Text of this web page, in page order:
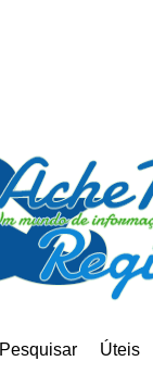
Pesquisar Úteis